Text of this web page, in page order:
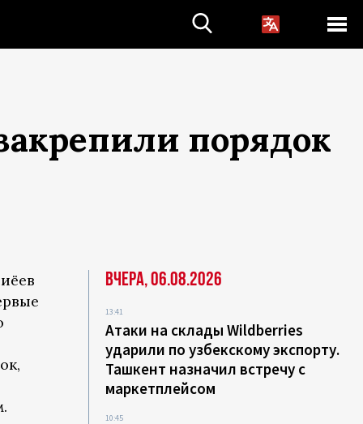
порядок
Вчера, 06.08.2026
13:41
Атаки на склады Wildberries
ударили по узбекскому экспорту.
Ташкент назначил встречу с
маркетплейсом
10:45